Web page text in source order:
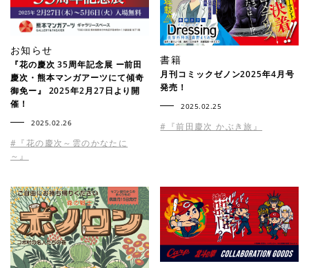
お知らせ
『花の慶次 35周年記念展 ー前田
慶次・熊本マンガアーツにて傾奇
御免ー』 2025年2月27日より開
催！
2025.02.26
#『花の慶次～雲のかなたに
～』
書籍
月刊コミックゼノン2025年4月号
発売！
2025.02.25
#『前田慶次 かぶき旅』